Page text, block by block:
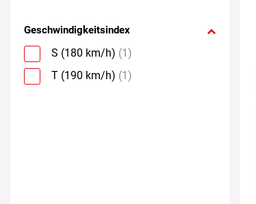
Geschwindigkeitsindex
S (180 km/h) (1)
T (190 km/h) (1)